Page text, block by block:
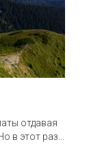
отдавая
в этот раз...